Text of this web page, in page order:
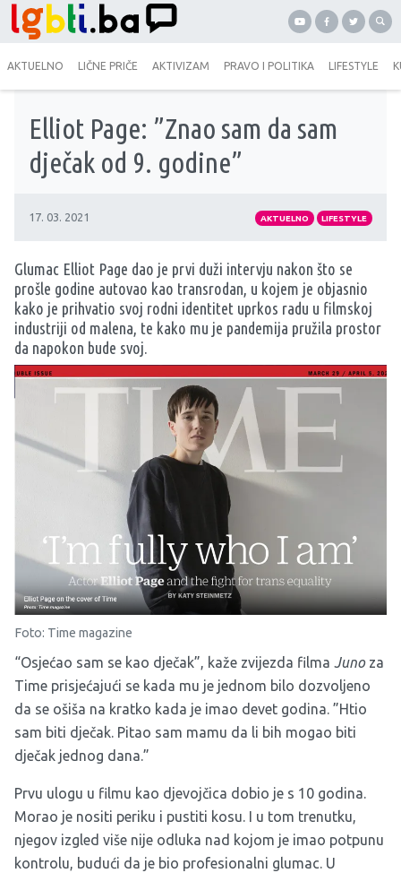
AKTUELNO LIČNE PRIČE AKTIVIZAM PRAVO I POLITIKA LIFESTYLE
Elliot Page: ”Znao sam da sam
dječak od 9. godine”
17. 03. 2021 AKTUELNO LIFESTYLE
Glumac Elliot Page dao je prvi duži intervju nakon što se
prošle godine autovao kao transrodan, u kojem je objasnio
kako je prihvatio svoj rodni identitet uprkos radu u filmskoj
industriji od malena, te kako mu je pandemija pružila prostor
da napokon bude svoj.
Foto: Time magazine
“Osjećao sam se kao dječak”, kaže zvijezda filma Junoza
Time prisjećajući se kada mu je jednom bilo dozvoljeno
da se ošiša na kratko kada je imao devet godina. ”Htio
sam biti dječak. Pitao sam mamu da li bih mogao biti
dječak jednog dana.”
Prvu ulogu u filmu kao djevojčica dobio je s 10 godina.
Morao je nositi periku i pustiti kosu. I u tom trenutku,
njegov izgled više nije odluka nad kojom je imao potpunu
kontrolu, budući da je bio profesionalni glumac. U